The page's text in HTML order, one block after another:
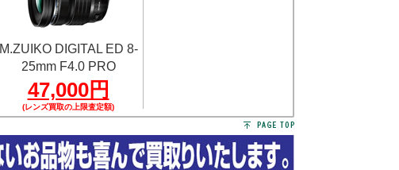
M.ZUIKO DIGITAL ED 8-
25mm F4.0 PRO
47,000円
(レンズ買取の上限査定額)